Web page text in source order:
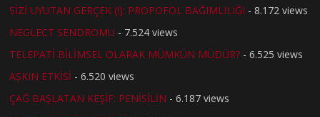
SİZİ UYUTAN GERÇEK (!): PROPOFOL BAĞIMLILIĞI - 8.172 views
NEGLECT SENDROMU - 7.524 views
TELEPATİ BİLİMSEL OLARAK MÜMKÜN MÜDÜR? - 6.525 views
AŞKIN ETKİSİ - 6.520 views
ÇAĞ BAŞLATAN KEŞİF: PENİSİLİN - 6.187 views